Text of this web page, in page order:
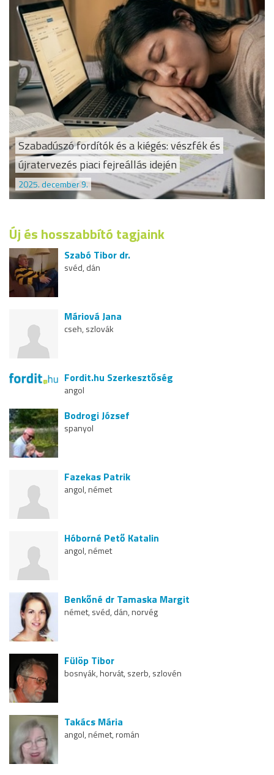
Szabadúszó fordítók és a kiégés: vészfék és
újratervezés piaci fejreállás idején
2025. december 9.
Új és hosszabbító tagjaink
Szabó Tibor dr.
svéd, dán
Máriová Jana
cseh, szlovák
Fordit.hu Szerkesztőség
angol
Bodrogi József
spanyol
Fazekas Patrik
angol, német
Hóborné Pető Katalin
angol, német
Benkőné dr Tamaska Margit
német, svéd, dán, norvég
Fülöp Tibor
bosnyák, horvát, szerb, szlovén
Takács Mária
angol, német, román